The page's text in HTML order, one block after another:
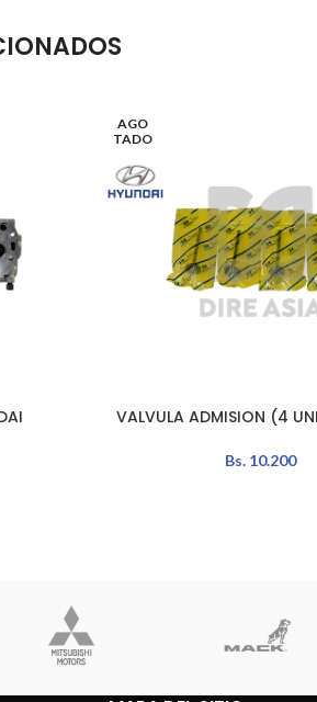
AGO
TADO
LEER MÁS
VALVULA ADMISION (4
Bs. 10.200